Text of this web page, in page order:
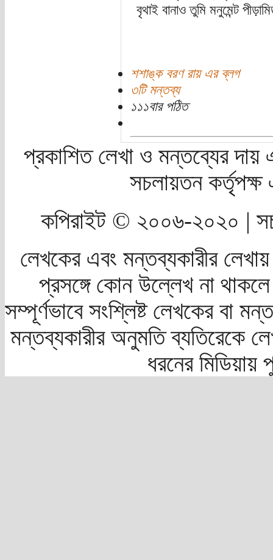
বৃথাই বানাও তুমি মনুমেন্ট
শশাঙ্ক বরণ রায় এর ব্লগ
৩টি মন্তব্য
১১১বার পঠিত
প্রকাশিত লেখা ও মন্তব্যের দায়
সচলায়তন
কপিরাইট © ২০০৬-২০২০ |
লেখকের এবং মন্তব্যকারীর
প্রসঙ্গে কোন উল্লেখ না
সম্পূর্ণভাবে সংশ্লিষ্ট লেখকের বা
মন্তব্যকারীর অনুমতি ব্যতিরেকে
ধরনের মিডিয়ায়